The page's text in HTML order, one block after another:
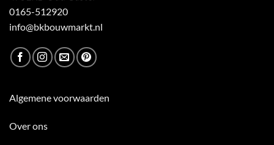
0165-512920
info@bkbouwmarkt.nl
Algemene voorwaarden
Over ons